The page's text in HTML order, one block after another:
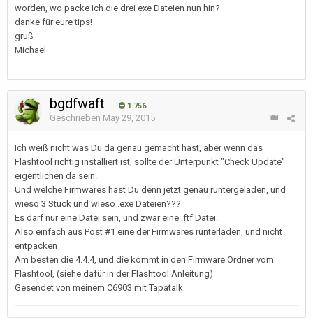
worden, wo packe ich die drei exe Dateien nun hin?
danke für eure tips!
gruß
Michael
bgdfwaft 1.756
Geschrieben May 29, 2015
Ich weiß nicht was Du da genau gemacht hast, aber wenn das
Flashtool richtig installiert ist, sollte der Unterpunkt "Check Update"
eigentlichen da sein.
Und welche Firmwares hast Du denn jetzt genau runtergeladen, und
wieso 3 Stück und wieso .exe Dateien???
Es darf nur eine Datei sein, und zwar eine .ftf Datei.
Also einfach aus Post #1 eine der Firmwares runterladen, und nicht
entpacken
Am besten die 4.4.4, und die kommt in den Firmware Ordner vom
Flashtool, (siehe dafür in der Flashtool Anleitung)
Gesendet von meinem C6903 mit Tapatalk